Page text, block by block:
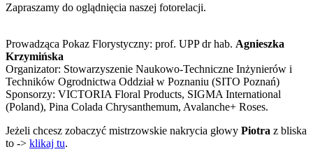
Zapraszamy do oglądnięcia naszej fotorelacji.
Prowadząca Pokaz Florystyczny: prof. UPP dr hab. Agnieszka
Krzymińska
Organizator: Stowarzyszenie Naukowo-Techniczne Inżynierów i
Techników Ogrodnictwa Oddział w Poznaniu (SITO Poznań)
Sponsorzy: VICTORIA Floral Products, SIGMA International
(Poland), Pina Colada Chrysanthemum, Avalanche+ Roses.
Jeżeli chcesz zobaczyć mistrzowskie nakrycia głowy Piotra z bliska
to -> klikaj tu.